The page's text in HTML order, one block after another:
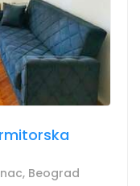
Beograd